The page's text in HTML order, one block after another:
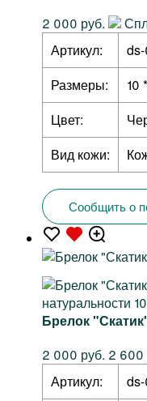
2 000 руб.
Артикул:
Размеры:
10
Цвет:
Вид кожи:
Сообщить о
натуральности
Брелок
2 000 руб. 2 600
Артикул: